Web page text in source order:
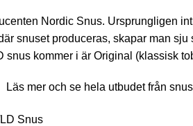
Nordic Snus. Ursprungligen
snuset produceras, skapar man
snus kommer i är Original (klassisk
Läs mer och se hela utbudet från
LD Snus